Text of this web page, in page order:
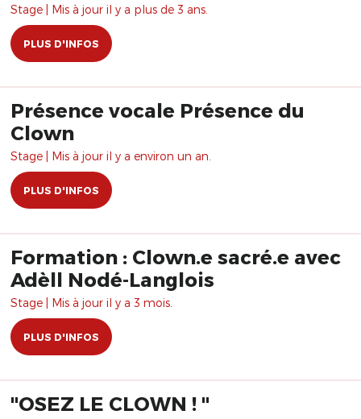
Stage | Mis à jour il y a plus de 3 ans.
PLUS D'INFOS
Présence vocale Présence du
Clown
Stage | Mis à jour il y a environ un an.
PLUS D'INFOS
Formation : Clown.e sacré.e avec
Adèll Nodé-Langlois
Stage | Mis à jour il y a 3 mois.
PLUS D'INFOS
"OSEZ LE CLOWN ! "